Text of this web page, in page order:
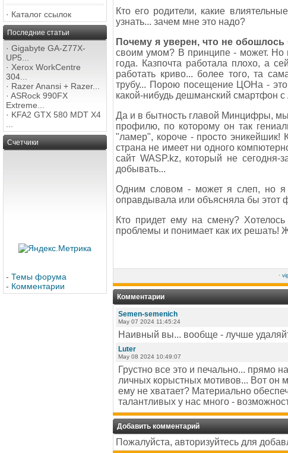
· Каталог ссылок
Последние статьи
· Gigabyte GA-Z77X-
UP5...
· Xerox WorkCentre
304...
· Razer Anansi + Razer...
· ASRock 990FX
Extreme...
· KFA2 GTX 580 MDT X4
Счетчики
- Темы форума
- Комментарии
Кто его родители, какие
узнать... зачем мне это надо?
Почему я уверен, что не обошлось
своим умом? В принципе - может. Но
года. Казпочта работала плохо, а
работать криво... более того, та
трубу... Порою посещение ЦОНа -
какой-нибудь дешманский смартфон с
Да и в бытность главой Минцифры, мы
профилю, по которому он так
"ламер", короче - просто
страна не имеет ни одного
сайт WASP.kz, который не сегодня-
добывать...
Одним словом - может я слеп, но я
оправдывала или объясняла бы этот
Кто придет ему на смену?
проблемы и понимает как их решать!
·
Комментарии
Semen-semenich
May 07 2024 11:45:24
Наивный вы... вообще - лучше
Luter
May 08 2024 10:49:07
Грустно все это и печально... прямо
личных корыстных мотивов... Вот он
ему не хватает? Материально
талантливых у нас много -
Добавить комментарий
Пожалуйста, авторизуйтесь для